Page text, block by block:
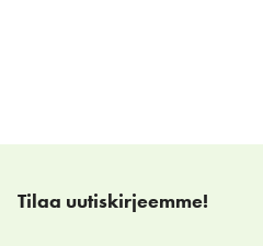
Tilaa uutiskirjeemme!